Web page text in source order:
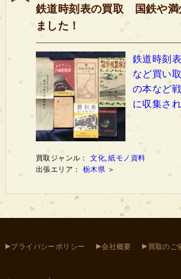
鉄道時刻表の買取 国鉄や満
ました！
鉄道時刻
など買い
の本など
に収集さ
買取ジャンル： 文化,紙モノ資料
出張エリア： 栃木県 ＞
▸プライバシーポリシー ▸会社概要 ▸ 買取のご